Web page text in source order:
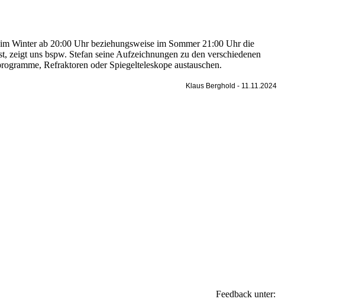
Winter ab 20:00 Uhr beziehungsweise im Sommer 21:00 Uhr die
zeigt uns bspw. Stefan seine Aufzeichnungen zu den verschiedenen
Refraktoren oder Spiegelteleskope austauschen.
Klaus Berghold - 11.11.2024
Feedback unter: